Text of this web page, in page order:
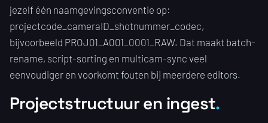
jezelf één naamgevingsconventie op:
projectcode_cameraID_shotnummer_codec,
bijvoorbeeld PROJ01_A001_0001_RAW. Dat maakt batch-
rename, script-sorting en multicam-sync veel
eenvoudiger en voorkomt fouten bij meerdere editors.
Projectstructuur en ingest